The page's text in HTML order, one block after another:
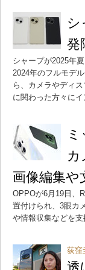
シ
発
シャープが2025年
2024年のフルモデ
ら、カメラやディ
に関わった方々にイ
カ
画像編集や
OPPOが6月19日、
置付けられ、3眼カ
や情報収集などを支
荻窪